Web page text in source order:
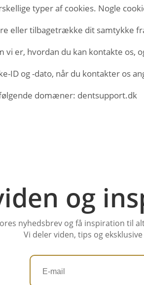
typer af cookies. Nogle
eller tilbagetrække dit samtykke
vi er, hvordan du kan kontakte os,
ID og -dato, når du kontakter os
domæner: dentsupport.dk
og
nyhedsbrev og få inspiration til
Vi deler viden, tips og